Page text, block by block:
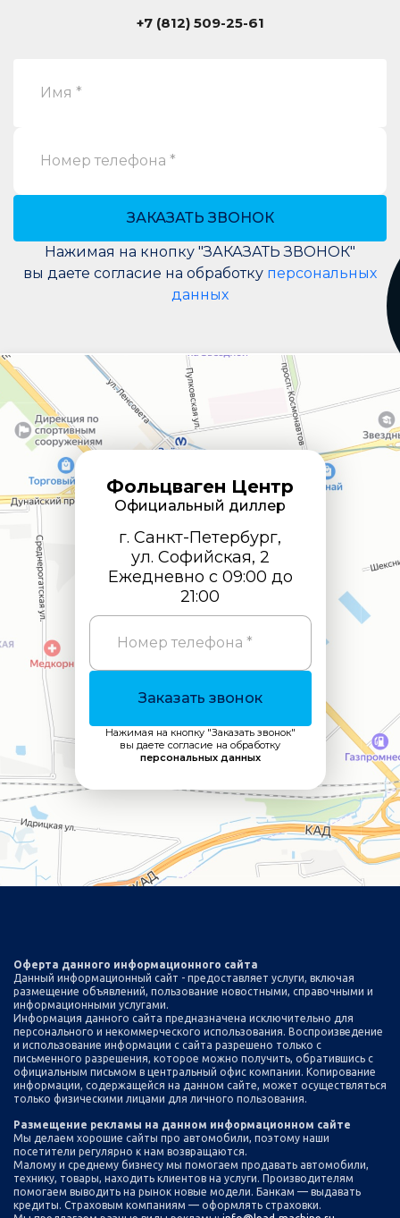
+7 (812) 509-25-61
ЗАКАЗАТЬ ЗВОНОК
Нажимая на кнопку "ЗАКАЗАТЬ ЗВОНОК"
вы даете согласие на обработку персональных
данных
Фольцваген Центр
Официальный диллер
г. Санкт-Петербург,
ул. Софийская, 2
Ежедневно с 09:00 до
21:00
Номер телефона *
Заказать звонок
Нажимая на кнопку "Заказать звонок"
вы даете согласие на обработку
персональных данных
Оферта данного информационного сайта
Данный информационный сайт - предоставляет услуги, включая
размещение объявлений, пользование новостными, справочными и
информационными услугами.
Информация данного сайта предназначена исключительно для
персонального и некоммерческого использования. Воспроизведение
и использование информации с сайта разрешено только с
письменного разрешения, которое можно получить, обратившись с
официальным письмом в центральный офис компании. Копирование
информации, содержащейся на данном сайте, может осуществляться
только физическими лицами для личного пользования.
Размещение рекламы на данном информационном сайте
Мы делаем хорошие сайты про автомобили, поэтому наши
посетители регулярно к нам возвращаются.
Малому и среднему бизнесу мы помогаем продавать автомобили,
технику, товары, находить клиентов на услуги. Производителям
помогаем выводить на рынок новые модели. Банкам — выдавать
кредиты. Страховым компаниям — оформлять страховки.